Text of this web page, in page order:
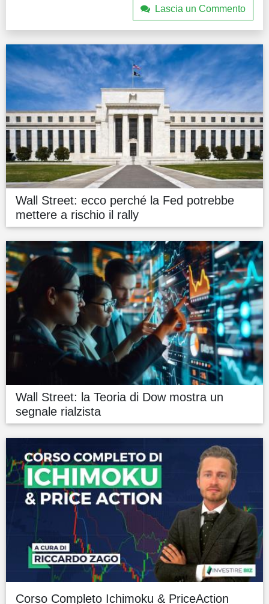
Lascia un Commento
Wall Street: ecco perché la Fed potrebbe
mettere a rischio il rally
Wall Street: la Teoria di Dow mostra un
segnale rialzista
Corso Completo Ichimoku & PriceAction